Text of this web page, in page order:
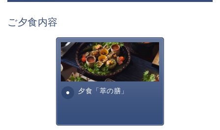
若手煙火師達の斬新なアイデアや独創的な技術を詰め込
んだ花火の他に、
毎回スペシャル花火も打ち上げられ、この時季だからこ
その特別な体験を味わえます。
サマーナイト花火よりも豪華で、8月15日の花火大会よ
りも混雑を避けられる新作花火。
萃ならではの空間で、秋の夜長を愉しむ花火鑑賞もご体
【全国新作花火チャレンジカップ2026】
ご夕食内容
夕食「萃の膳」
萃sui-諏訪湖のお食事は、旬
の美味しく安全な食材を信州
諏訪らしい調理方法で提供す
る萃諏訪湖の料理全...